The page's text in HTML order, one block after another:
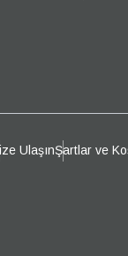
UlaşınŞartlar ve